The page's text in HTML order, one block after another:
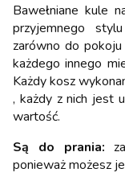
Bawełniane kule
przyjemnego
zarówno do
każdego innego
Każdy kosz
, każdy z nich jest
wartość.
Są do prania:
ponieważ możesz